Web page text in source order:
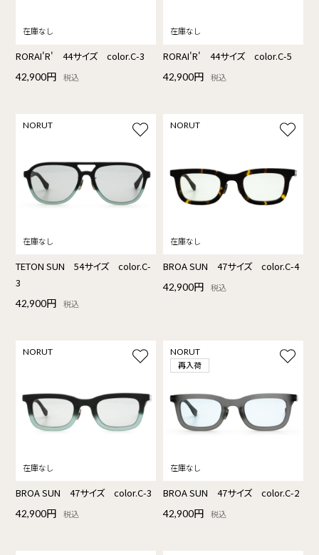
RORAI'R' 44サイズ color.C-3
42,900円 税込
RORAI'R' 44サイズ color.C-5
42,900円 税込
NORUT
TETON SUN 54サイズ color.C-
3
42,900円 税込
NORUT
BROA SUN 47サイズ color.C-4
42,900円 税込
NORUT
BROA SUN 47サイズ color.C-3
42,900円 税込
NORUT
再入荷
BROA SUN 47サイズ color.C-2
42,900円 税込